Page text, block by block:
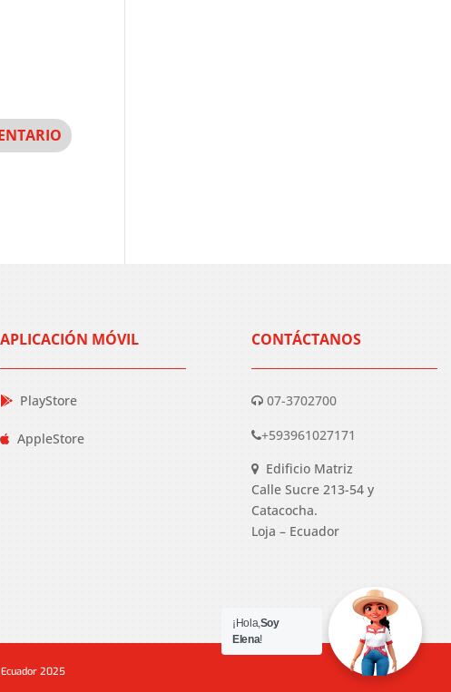
APLICACIÓN MÓVIL
PlayStore
AppleStore
CONTÁCTANOS
07-3702700
+593961027171
Edificio Matriz
Calle Sucre 213-54 y
Catacocha.
Loja – Ecuador
2025
¡Hola,Soy
Elena!